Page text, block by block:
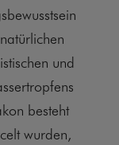
und
besteht
wurden,